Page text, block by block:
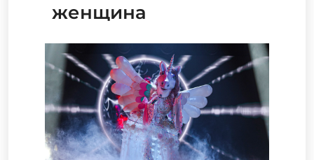
женщина